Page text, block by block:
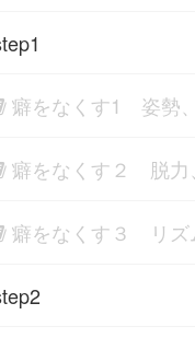
癖をなくす1 姿勢
癖をなくす２ 脱力
癖をなくす３ リズ